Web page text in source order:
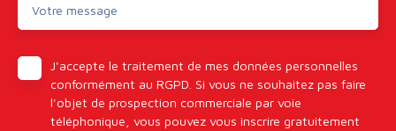
Votre message
J'accepte le traitement de mes données personnelles
conformément au RGPD. Si vous ne souhaitez pas faire
l'objet de prospection commerciale par voie
téléphonique, vous pouvez vous inscrire gratuitement